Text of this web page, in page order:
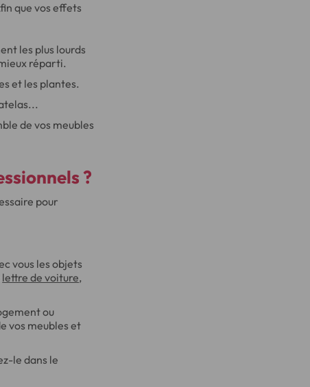
que vos effets
les plus lourds
réparti.
et les plantes.
de vos meubles
?
pour
vous les objets
lettre de voiture,
ou
vos meubles et
le dans le